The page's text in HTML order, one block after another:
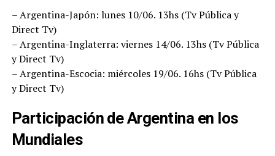
– Argentina-Japón: lunes 10/06. 13hs (Tv Pública y
Direct Tv)
– Argentina-Inglaterra: viernes 14/06. 13hs (Tv Pública
y Direct Tv)
– Argentina-Escocia: miércoles 19/06. 16hs (Tv Pública
y Direct Tv)
Participación de Argentina en los
Mundiales